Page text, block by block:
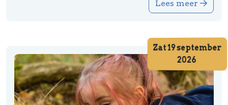
Lees meer
Zat 19 september
2026